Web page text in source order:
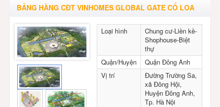
BẢNG HÀNG CĐT VINHOMES GLOBAL GATE CỔ LOA
Loại hình
Chung cư-Liền kề-
Shophouse-Biệt
thự
Quận/Huyện
Quận Đông Anh
Vị trí
Đường Trường Sa,
xã Đông Hội,
Huyện Đông Anh,
Tp. Hà Nội